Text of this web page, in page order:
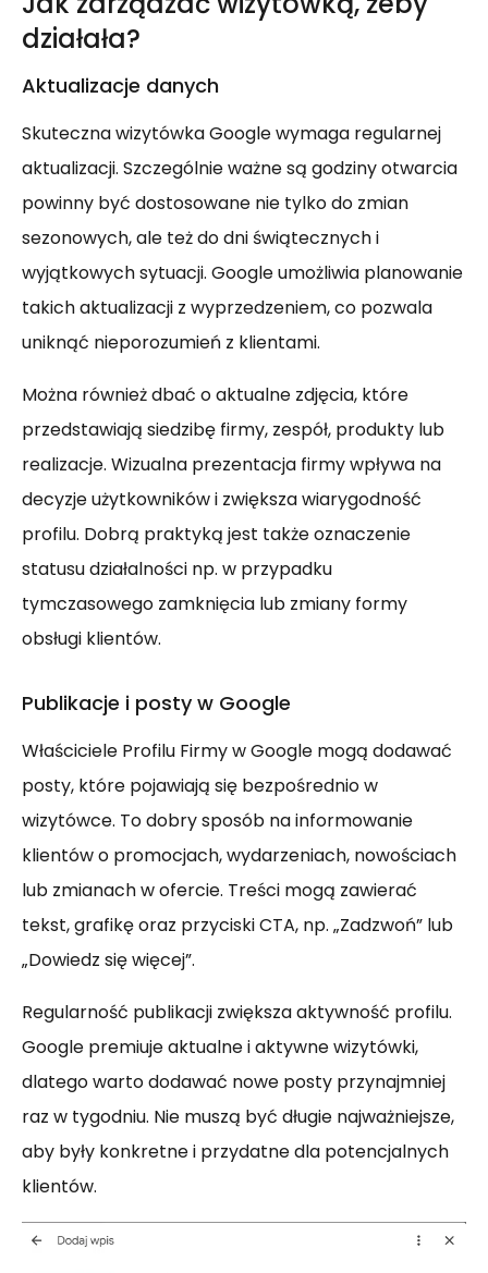
działała?
Aktualizacje danych
Skuteczna wizytówka Google wymaga regularnej
aktualizacji. Szczególnie ważne są godziny otwarcia
powinny być dostosowane nie tylko do zmian
sezonowych, ale też do dni świątecznych i
wyjątkowych sytuacji. Google umożliwia planowanie
takich aktualizacji z wyprzedzeniem, co pozwala
uniknąć nieporozumień z klientami.
Można również dbać o aktualne zdjęcia, które
przedstawiają siedzibę firmy, zespół, produkty lub
realizacje. Wizualna prezentacja firmy wpływa na
decyzje użytkowników i zwiększa wiarygodność
profilu. Dobrą praktyką jest także oznaczenie
statusu działalności np. w przypadku
tymczasowego zamknięcia lub zmiany formy
obsługi klientów.
Publikacje i posty w Google
Właściciele Profilu Firmy w Google mogą dodawać
posty, które pojawiają się bezpośrednio w
wizytówce. To dobry sposób na informowanie
klientów o promocjach, wydarzeniach, nowościach
lub zmianach w ofercie. Treści mogą zawierać
tekst, grafikę oraz przyciski CTA, np. „Zadzwoń” lub
„Dowiedz się więcej”.
Regularność publikacji zwiększa aktywność profilu.
Google premiuje aktualne i aktywne wizytówki,
dlatego warto dodawać nowe posty przynajmniej
raz w tygodniu. Nie muszą być długie najważniejsze,
aby były konkretne i przydatne dla potencjalnych
klientów.